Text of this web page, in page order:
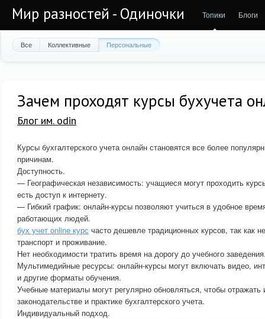
Мир разностей - Одиночки Топики Блоги
Все Коллективные Персональные
Зачем проходят курсы бухучета
Блог им. odin
Курсы бухгалтерского учета онлайн становятся все более
причинам.
Доступность.
— Географическая независимость: учащиеся могут проходить
есть доступ к интернету.
— Гибкий график: онлайн-курсы позволяют учиться в удобное
работающих людей.
бух учет online курс часто дешевле традиционных курсов, так как
транспорт и проживание.
Нет необходимости тратить время на дорогу до учебного
Мультимедийные ресурсы: онлайн-курсы могут включать видео,
и другие форматы обучения.
Учебные материалы могут регулярно обновляться, чтобы отражать
законодательстве и практике бухгалтерского учета.
Индивидуальный подход.